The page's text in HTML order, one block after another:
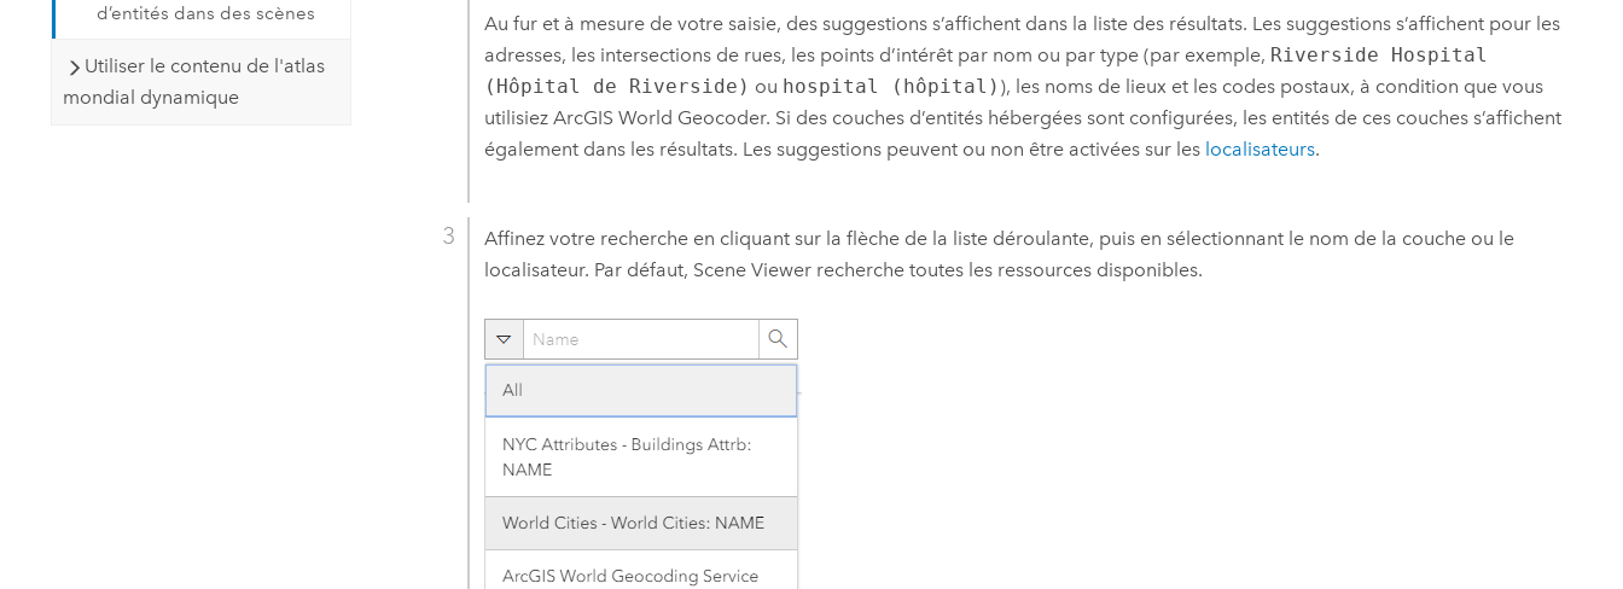
d’entités dans des scènes
Utiliser le contenu de l'atlas
mondial dynamique
Au fur et à mesure de votre saisie, des suggestions s’affichent dans la liste des résultats. Les suggestions s’affichent pour les
adresses, les intersections de rues, les points d’intérêt par nom ou par type (par exemple, Riverside Hospital
(Hôpital de Riverside) ou hospital (hôpital) ), les noms de lieux et les codes postaux, à condition que vous
utilisiezArcGIS World Geocoder. Si des couches d’entités hébergées sont configurées, les entités de ces couches s’affichent
également dans les résultats. Les suggestions peuvent ou non être activées sur les localisateurs.
Affinez votre recherche en cliquant sur la flèche de la liste déroulante, puis en sélectionnant le nom de la couche ou le
localisateur. Par défaut, Scene Viewer recherche toutes les ressources disponibles.